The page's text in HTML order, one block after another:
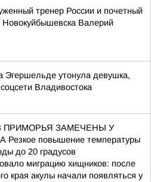
тренер России и почетный
Новокуйбышевска Валерий
Эгершельде утонула девушка,
Владивостока
ПРИМОРЬЯ ЗАМЕЧЕНЫ У
повышение температуры
до 20 градусов
миграцию хищников: после
края акулы начали появляться у